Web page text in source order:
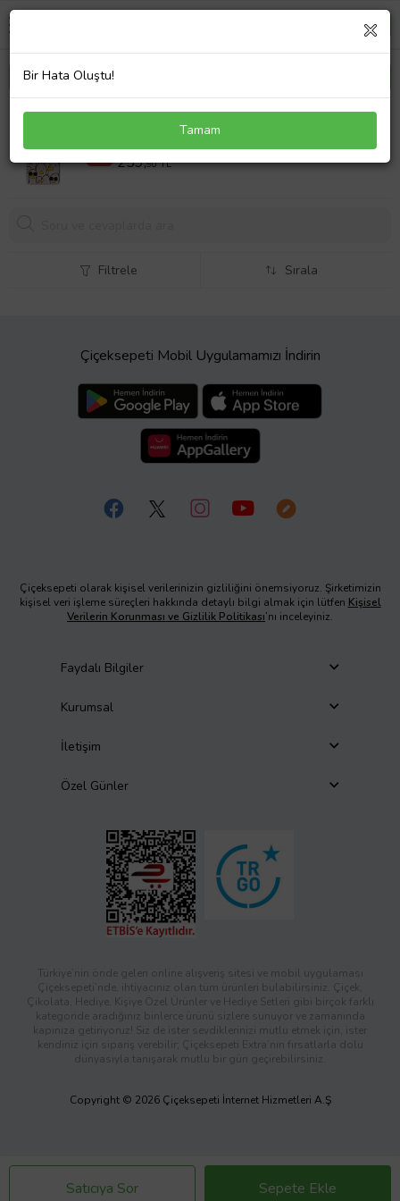
Samsung Galaxy S22 Uyumlu Köşe Korumalı
Antişok Kapak Duck Tasarımlı Şeffaf Kılıf
%48 499,90 TL
259,90 TL
Satıcıya Sor Sepete Ekle
Filtrele Sırala
Çiçeksepeti Mobil Uygulamamızı İndirin
Çiçeksepeti olarak kişisel verilerinizin gizliliğini önemsiyoruz. Şirketimizin
kişisel veri işleme süreçleri hakkında detaylı bilgi almak için lütfen Kişisel
Verilerin Korunması ve Gizlilik Politikası’nı inceleyiniz.
Faydalı Bilgiler
Kurumsal
İletişim
Özel Günler
Türkiye’nin önde gelen online alışveriş sitesi ve mobil uygulaması
Çiçeksepeti’nde, ihtiyacınız olan tüm ürünleri bulabilirsiniz. Çiçek,
Çikolata, Hediye, Kişiye Özel Ürünler ve Hediye Setleri gibi birçok farklı
kategoride aradığınız binlerce ürünü sizlere sunuyor ve zamanında
kapınıza getiriyoruz! Siz de ister sevdiklerinizi mutlu etmek için, ister
kendiniz için sipariş verebilir; Çiçeksepeti Extra’nın fırsatlarla dolu
dünyasıyla tanışarak mutlu bir gün geçirebilirsiniz.
Copyright © 2026 Çiçeksepeti İnternet Hizmetleri A.Ş
Bir Hata Oluştu!
Tamam